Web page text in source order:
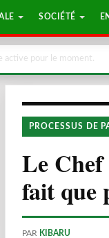
SOCIÉTÉ
active pour le moment.
PROCESSUS DE
Le
fait que
PAR KIBARU